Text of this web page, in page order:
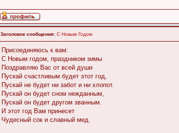
Заголовок сообщения: C Новым Годом
Присоединяюсь к вам:
С Новым годом, праздником зимы
Поздравляю Вас от всей души
Пускай счастливым будет этот год,
Пускай не будет ни забот и ни хлопот.
Пускай он будет сном нежданным,
Пускай он будет другом званным.
И этот год Вам принесет
Чудесный сок и славный мед.